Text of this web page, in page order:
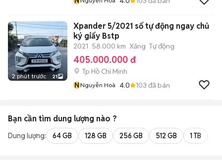
2 phút trước 21
Xpander 5/2021 số tự động ngay chủ
ký giấy Bstp
2021 58.000 km Xăng Tự động
405.000.000 đ
Tp Hồ Chí Minh
NNguyễn Hoà 4.0 103 đã bán
Bạn cần tìm dung lượng nào ?
Dung lượng: 64 GB 128 GB 256 GB 512 GB 1 TB